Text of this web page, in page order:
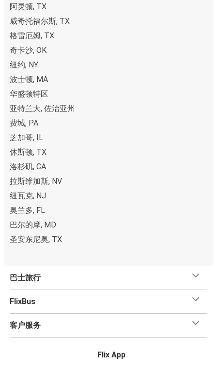
阿灵顿, TX
威奇托福尔斯, TX
格雷厄姆, TX
奇卡沙, OK
纽约, NY
波士顿, MA
华盛顿特区
亚特兰大, 佐治亚州
费城, PA
芝加哥, IL
休斯顿, TX
洛杉矶, CA
拉斯维加斯, NV
纽瓦克, NJ
奥兰多, FL
巴尔的摩, MD
圣安东尼奥, TX
巴士旅行
FlixBus
客户服务
Flix App